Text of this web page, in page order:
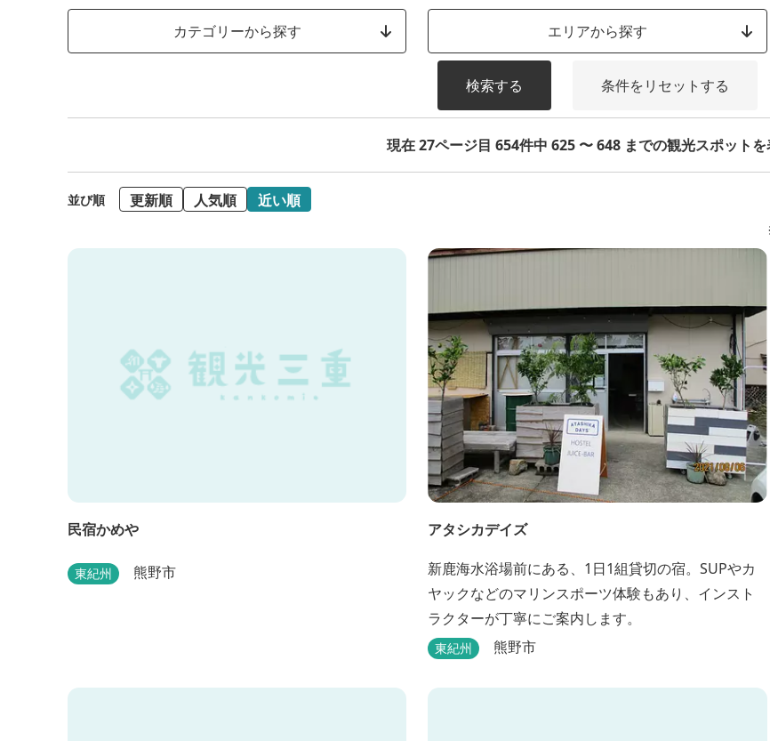
カテゴリーから探す エリアから探す
検索する 条件をリセットする
現在 27ページ目 654件中 625 〜 648 までの観光スポットを
並び順 更新順 人気順 近い順
民宿かめや
東紀州 熊野市
アタシカデイズ
新鹿海水浴場前にある、1日1組貸切の宿。SUPやカ
ヤックなどのマリンスポーツ体験もあり、インスト
ラクターが丁寧にご案内します。
東紀州 熊野市